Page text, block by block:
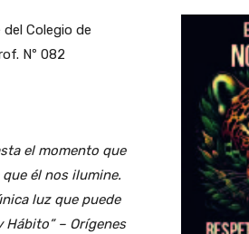
Colegio de
Nº 082
el momento que
él nos ilumine.
luz que puede
– Orígenes